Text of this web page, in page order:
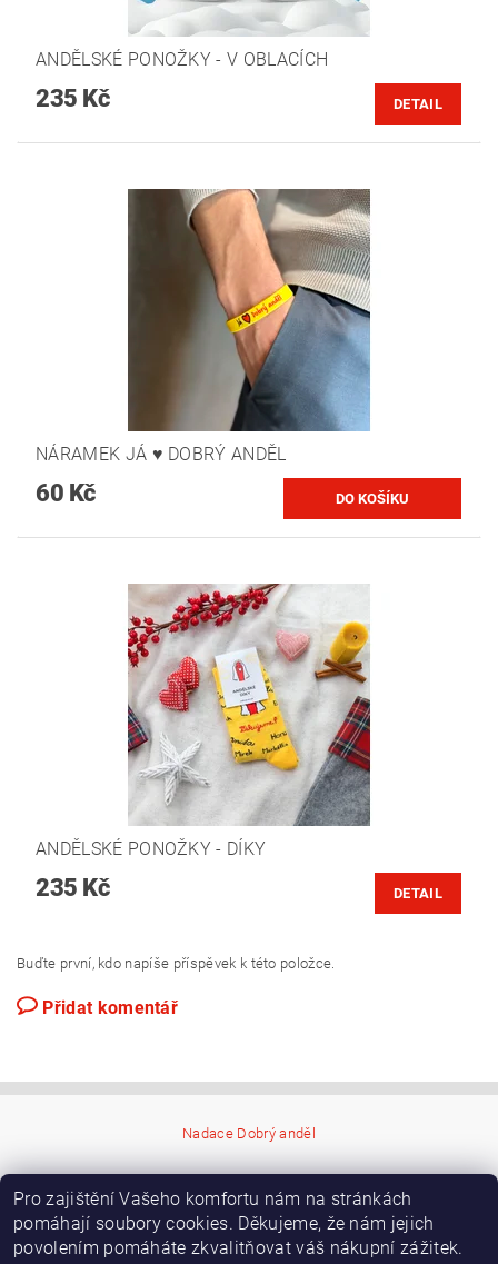
ANDĚLSKÉ PONOŽKY - V OBLACÍCH
235 Kč DETAIL
NÁRAMEK JÁ ♥ DOBRÝ ANDĚL
60 Kč
ANDĚLSKÉ PONOŽKY - DÍKY
235 Kč DETAIL
Buďte první, kdo napíše příspěvek k této položce.
Přidat komentář
Nadace Dobrý anděl
Pro zajištění Vašeho komfortu nám na stránkách
pomáhají soubory cookies. Děkujeme, že nám jejich
povolením pomáháte zkvalitňovat váš nákupní zážitek.